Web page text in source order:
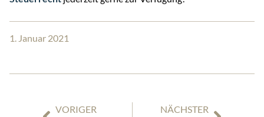
1. Januar 2021
VORIGER
NÄCHSTER